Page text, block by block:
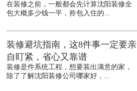
在装修之前，一般都会先计算沈阳装修全
包大概多少钱一平，拎包入住的...
装修避坑指南，这8件事一定要亲
自盯紧，省心又靠谱
装修是件系统工程，想要装出满意的家，
除了了解沈阳装修公司哪家好，...